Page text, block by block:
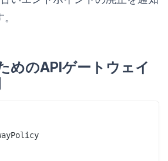
めのAPIゲートウェイ